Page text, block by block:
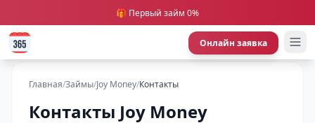
🎁 Первый займ 0%
Онлайн заявка
Главная/Займы/Joy Money/Контакты
Контакты Joy Money